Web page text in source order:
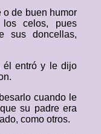
o de buen humor
celos, pues
sus doncellas,
él entró y le dijo
cuando le
su padre era
como otros.